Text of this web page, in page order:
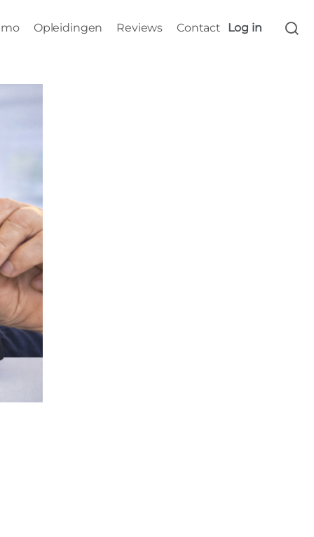
Opleidingen Reviews Contact Log in